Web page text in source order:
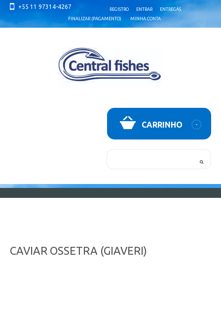
+55 11 97314-4267 REGISTRO ENTRAR
ENTREGAS
FINALIZAR (PAGAMENTO)
MINHA CONTA
CARRINHO
CAVIAR OSSETRA (GIAVERI)